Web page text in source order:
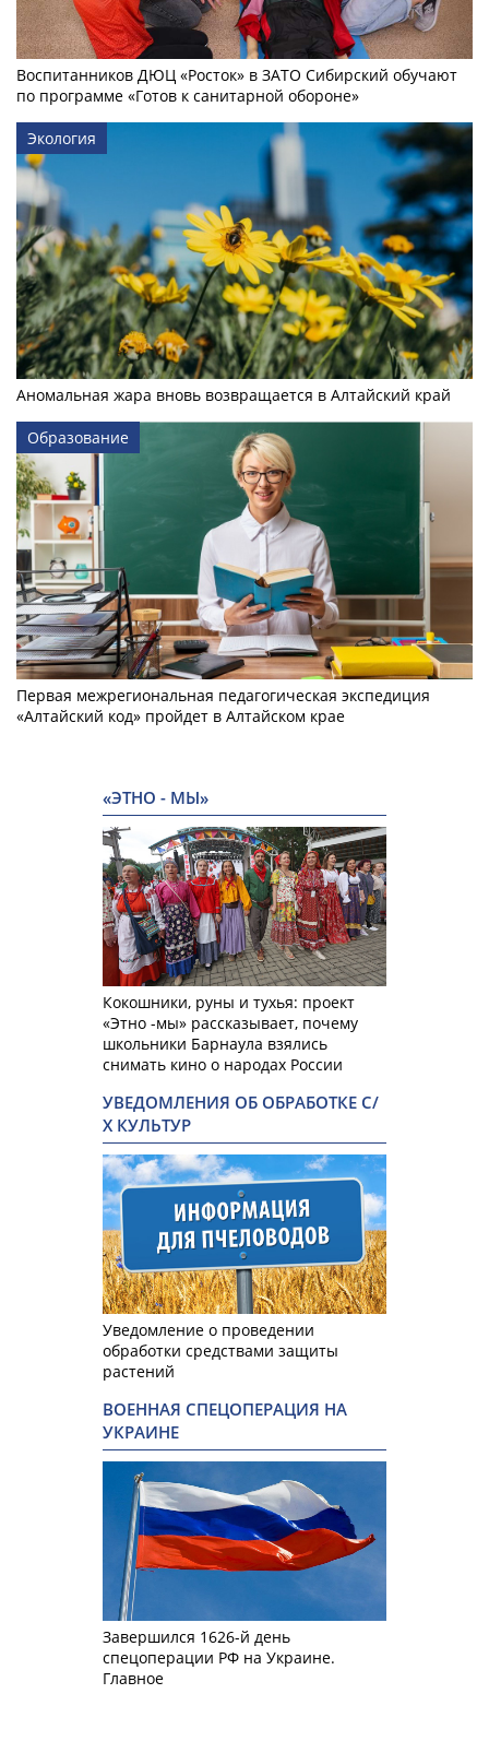
Воспитанников ДЮЦ «Росток» в ЗАТО Сибирский обучают
по программе «Готов к санитарной обороне»
Экология
Аномальная жара вновь возвращается в Алтайский край
Образование
Первая межрегиональная педагогическая экспедиция
«Алтайский код» пройдет в Алтайском крае
«ЭТНО - МЫ»
Кокошники, руны и тухья: проект
«Этно -мы» рассказывает, почему
школьники Барнаула взялись
снимать кино о народах России
УВЕДОМЛЕНИЯ ОБ ОБРАБОТКЕ С/
Х КУЛЬТУР
Уведомление о проведении
обработки средствами защиты
растений
ВОЕННАЯ СПЕЦОПЕРАЦИЯ НА
УКРАИНЕ
Завершился 1626-й день
спецоперации РФ на Украине.
Главное